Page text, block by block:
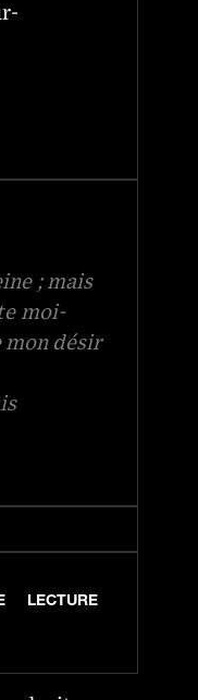
; mais
moi-
mon désir
LECTURE